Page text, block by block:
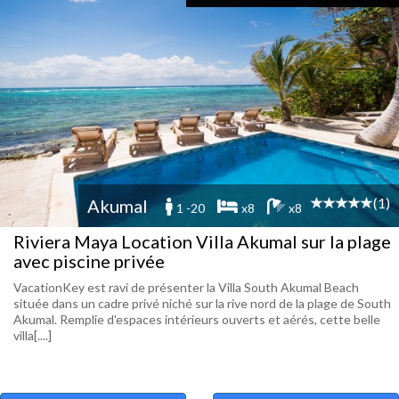
Akumal 1 -20 x8 x8 (1)
Riviera Maya Location Villa Akumal sur la plage
avec piscine privée
VacationKey est ravi de présenter la Villa South Akumal Beach
située dans un cadre privé niché sur la rive nord de la plage de South
Akumal. Remplie d'espaces intérieurs ouverts et aérés, cette belle
villa[....]